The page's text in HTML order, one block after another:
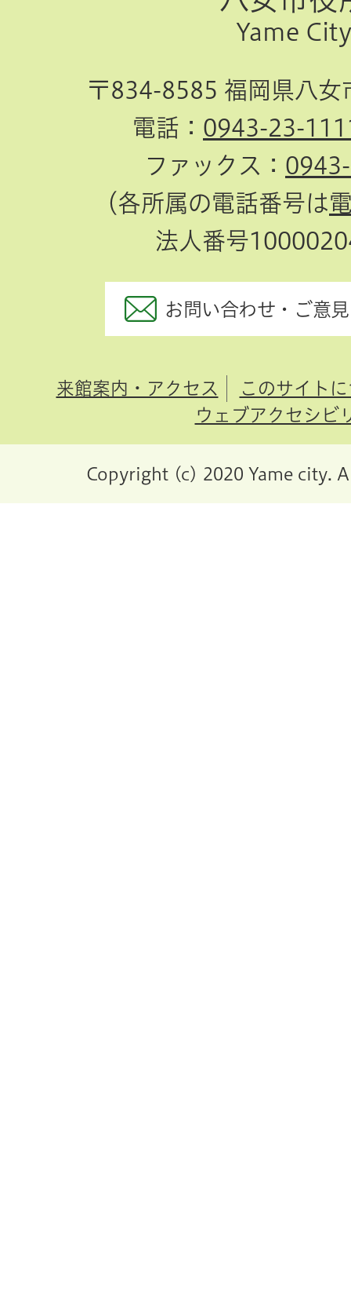
Yame City
〒834-8585 福岡県八女
電話： 0943-23-
ファックス：
（各所属の電話番号は
法人番号
お問い合わせ・ご意
来館案内・アクセス
このサイト
ウェブアクセシビ
Copyright (c) 2020 Yame city.